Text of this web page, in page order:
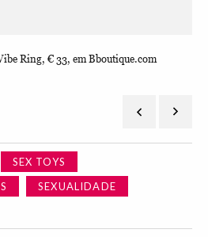
Ring, € 33, em Bboutique.com
SEX TOYS
SEXUALIDADE